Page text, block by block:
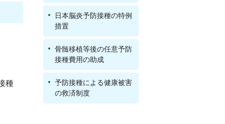
種
日本脳炎予防接種の特例
措置
骨髄移植等後の任意予防
接種費用の助成
予防接種による健康被害
の救済制度